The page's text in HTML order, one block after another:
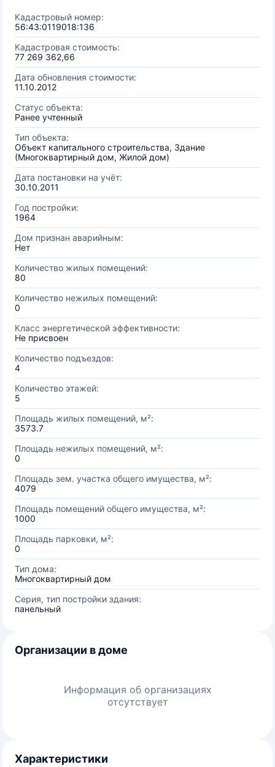
Кадастровый номер:
56:43:0119018:136
Кадастровая стоимость:
77 269 362,66
Дата обновления стоимости:
11.10.2012
Статус объекта:
Ранее учтенный
Тип объекта:
Объект капитального строительства, Здание
(Многоквартирный дом, Жилой дом)
Дата постановки на учёт:
30.10.2011
Год постройки:
1964
Дом признан аварийным:
Нет
Количество жилых помещений:
80
Количество нежилых помещений:
0
Класс энергетической эффективности:
Не присвоен
Количество подъездов:
4
Количество этажей:
5
Площадь жилых помещений, м²:
3573.7
Площадь нежилых помещений, м²:
0
Площадь зем. участка общего имущества, м²:
4079
Площадь помещений общего имущества, м²:
1000
Площадь парковки, м²:
0
Тип дома:
Многоквартирный дом
Серия, тип постройки здания:
панельный
Организации в доме
Информация об организациях
отсутствует
Характеристики